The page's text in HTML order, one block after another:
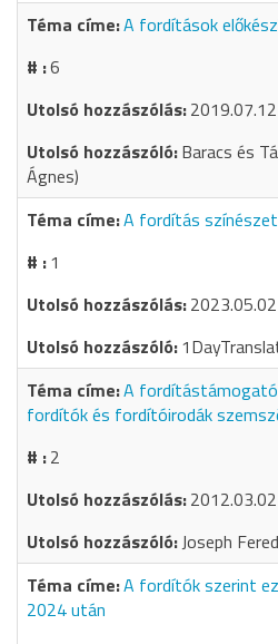
A fordítások
6
Baracs és
Ágnes)
A fordítás
1
A
fordítók és fordítóirodák
2
Joseph
A fordítók szerint
2024 után